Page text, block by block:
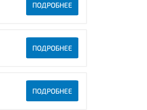
ПОДРОБНЕЕ
ПОДРОБНЕЕ
ПОДРОБНЕЕ